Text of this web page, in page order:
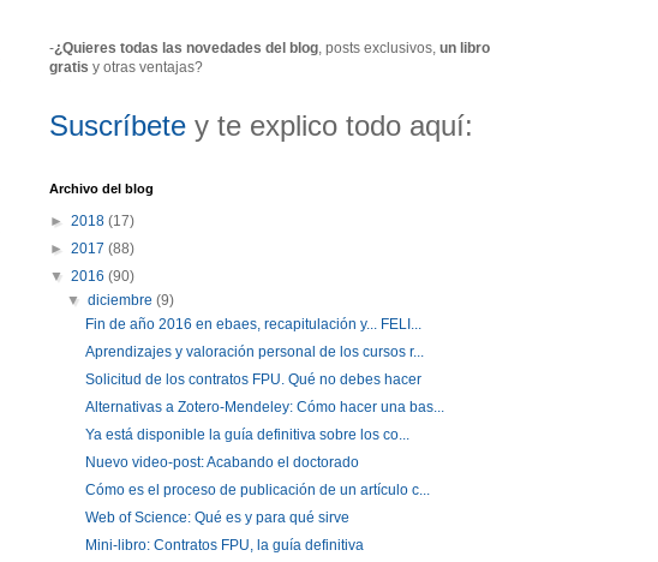
-¿Quieres todas las novedades del blog, posts exclusivos, un libro
gratis y otras ventajas?
Suscríbete y te explico todo aquí:
Archivo del blog
► 2018 (17)
► 2017 (88)
▼ 2016 (90)
▼diciembre(9)
Fin de año 2016 en ebaes, recapitulación y... FELI...
Aprendizajes y valoración personal de los cursos r...
Solicitud de los contratos FPU. Qué no debes hacer
Alternativas a Zotero-Mendeley: Cómo hacer una bas...
Ya está disponible la guía definitiva sobre los co...
Nuevo video-post: Acabando el doctorado
Cómo es el proceso de publicación de un artículo c...
Web of Science: Qué es y para qué sirve
Mini-libro: Contratos FPU, la guía definitiva